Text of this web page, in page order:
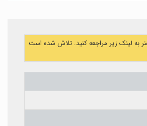
به لینک زیر مراجعه کنید. تلاش شده است